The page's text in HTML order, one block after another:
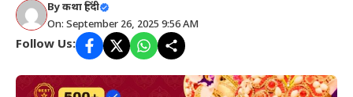
Byकथा हिंदी
On: September 26, 2025 9:56 AM
Follow Us: